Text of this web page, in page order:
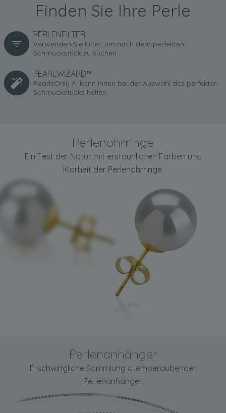
Finden Sie Ihre Perle
PERLENFILTER
Verwenden Sie Filter, um nach dem perfekten
Schmuckstück zu suchen
PEARLWIZARD™
PearlsOnly AI kann Ihnen bei der Auswahl des perfekten
Schmuckstücks helfen
Perlenohrringe
Ein Fest der Natur mit erstaunlichen Farben und
Klarheit der Perlenohrringe.
Perlenanhänger
Erschwingliche Sammlung atemberaubender
Perlenanhänger.